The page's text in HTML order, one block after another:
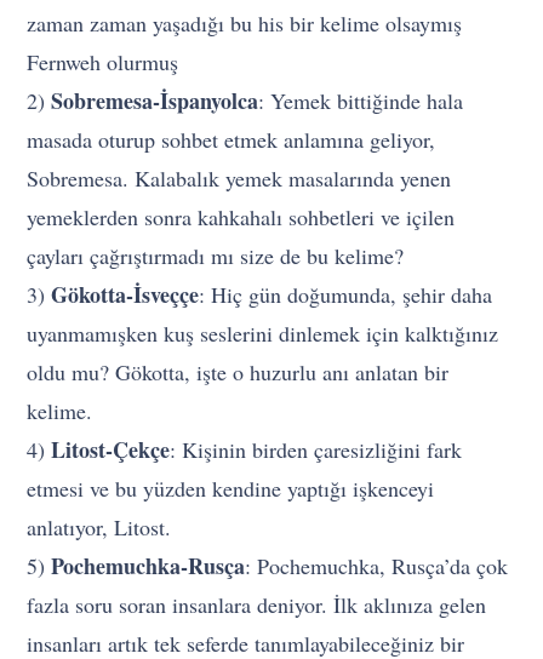
zaman zaman yaşadığı bu his bir kelime olsaymış
Fernweh olurmuş
2)Sobremesa-İspanyolca: Yemek bittiğinde hala
masada oturup sohbet etmek anlamına geliyor,
Sobremesa. Kalabalık yemek masalarında yenen
yemeklerden sonra kahkahalı sohbetleri ve içilen
çayları çağrıştırmadı mı size de bu kelime?
3)Gökotta-İsveççe: Hiç gün doğumunda, şehir daha
uyanmamışken kuş seslerini dinlemek için kalktığınız
oldu mu? Gökotta, işte o huzurlu anı anlatan bir
kelime.
4)Litost-Çekçe: Kişinin birden çaresizliğini fark
etmesi ve bu yüzden kendine yaptığı işkenceyi
anlatıyor, Litost.
5)Pochemuchka-Rusça: Pochemuchka, Rusça’da çok
fazla soru soran insanlara deniyor. İlk aklınıza gelen
insanları artık tek seferde tanımlayabileceğiniz bir